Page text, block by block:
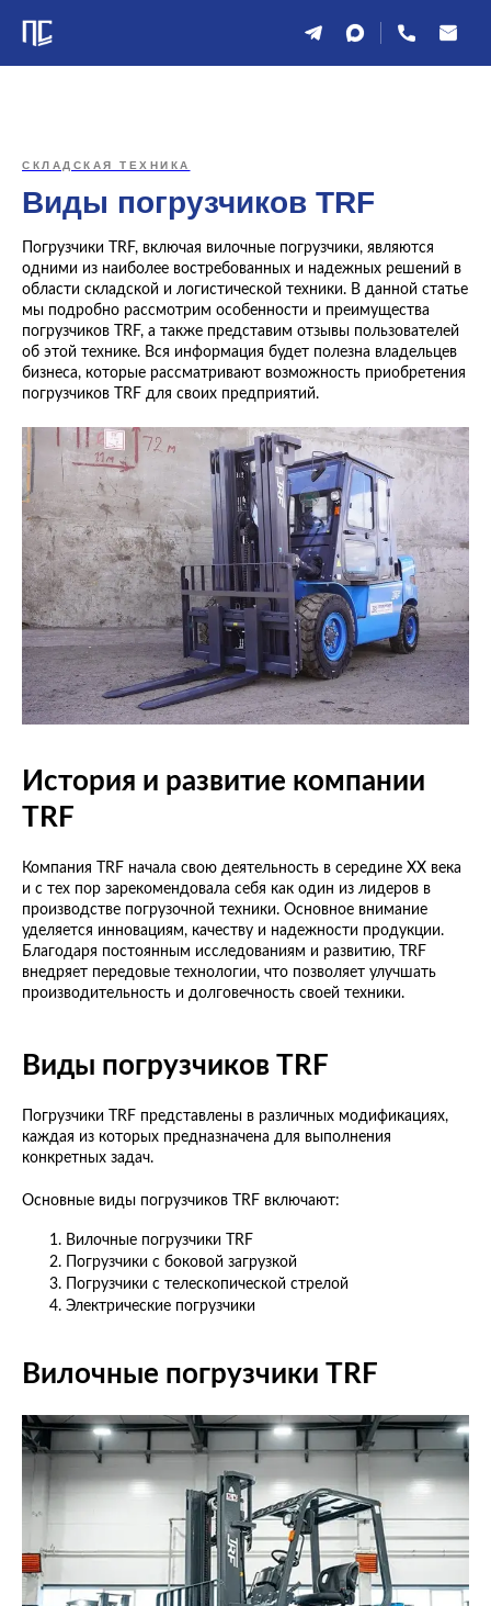
СКЛАДСКАЯ ТЕХНИКА
Виды погрузчиков TRF
Погрузчики TRF, включая вилочные погрузчики, являются
одними из наиболее востребованных и надежных решений в
области складской и логистической техники. В данной статье
мы подробно рассмотрим особенности и преимущества
погрузчиков TRF, а также представим отзывы пользователей
об этой технике. Вся информация будет полезна владельцев
бизнеса, которые рассматривают возможность приобретения
погрузчиков TRF для своих предприятий.
История и развитие компании
TRF
Компания TRF начала свою деятельность в середине XX века
и с тех пор зарекомендовала себя как один из лидеров в
производстве погрузочной техники. Основное внимание
уделяется инновациям, качеству и надежности продукции.
Благодаря постоянным исследованиям и развитию, TRF
внедряет передовые технологии, что позволяет улучшать
производительность и долговечность своей техники.
Виды погрузчиков TRF
Погрузчики TRF представлены в различных модификациях,
каждая из которых предназначена для выполнения
конкретных задач.
Основные виды погрузчиков TRF включают:
Вилочные погрузчики TRF
Погрузчики с боковой загрузкой
Погрузчики с телескопической стрелой
Электрические погрузчики
Вилочные погрузчики TRF